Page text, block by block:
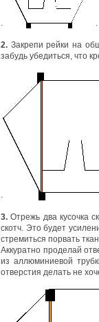
. .
2. Закрепи рейки на
забудь убедиться, что
.
3. Отрежь два кусочка
скотч. Это будет
стремиться порвать
Аккуратно проделай
из аллюминиевой
отверстия делать не